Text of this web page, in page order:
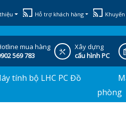
Hỗ trợ khách hàng
mua hàng
569 783
Xây dựng
cấu hình PC
tính bộ LHC PC Đồ
phòng